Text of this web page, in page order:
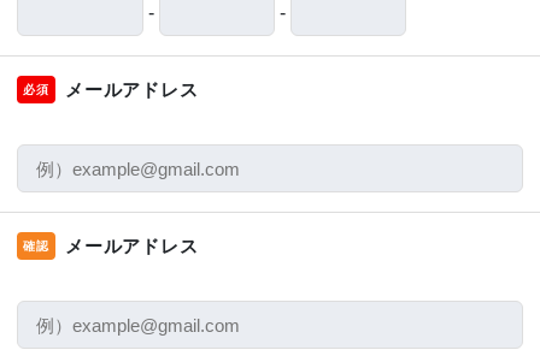
- -
必須 メールアドレス
確認 メールアドレス